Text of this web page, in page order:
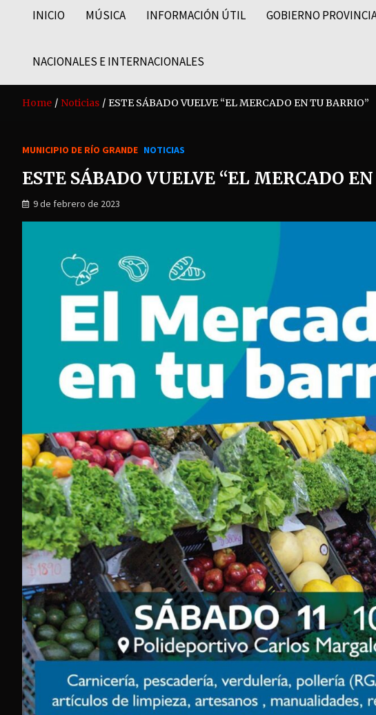
INICIO MÚSICA INFORMACIÓN ÚTIL GOBIERNO
NACIONALES E INTERNACIONALES
Home Noticias ESTE SÁBADO VUELVE “EL MERCADO EN TU BARRIO”
MUNICIPIO DE RÍO GRANDE NOTICIAS
ESTE SÁBADO VUELVE “EL MERCADO
9 de febrero de 2023